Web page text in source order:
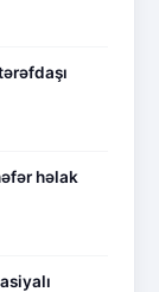
həlak